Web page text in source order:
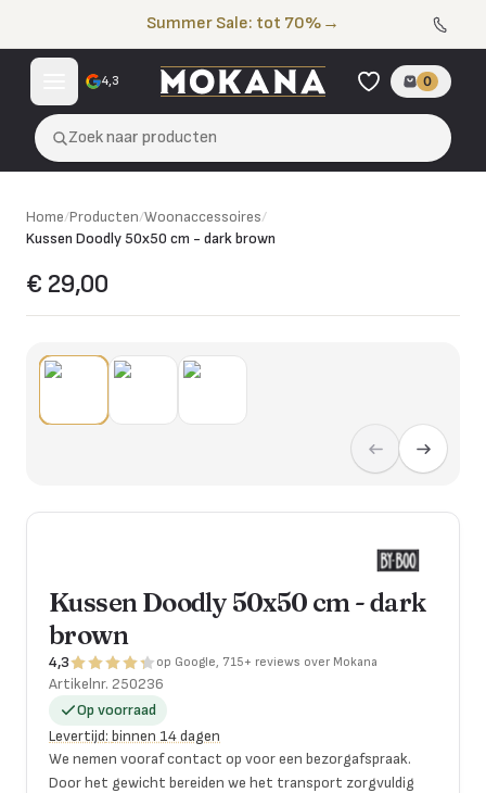
Summer Sale: tot 70% →
4,3 0
Zoek naar producten
Home/Producten/Woonaccessoires/
Kussen Doodly 50x50 cm - dark brown
€ 29,00
Kussen Doodly 50x50 cm - dark
brown
4,3 op Google, 715+ reviews over Mokana
Artikelnr. 250236
Op voorraad
Levertijd: binnen 14 dagen
We nemen vooraf contact op voor een bezorgafspraak.
Door het gewicht bereiden we het transport zorgvuldig